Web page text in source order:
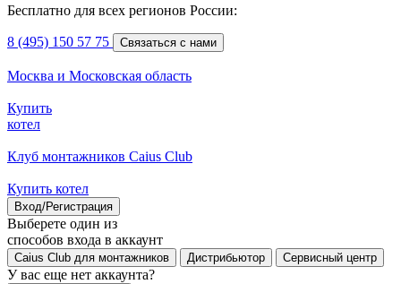
Бесплатно для всех регионов России:
8 (495) 150 57 75 Связаться с нами
Москва и Московская область
Купить
котел
Клуб монтажников Caius Club
Купить котел
Вход/Регистрация
Выберете один из
способов входа в аккаунт
Caius Club для монтажников Дистрибьютор Сервисный центр
У вас еще нет аккаунта?